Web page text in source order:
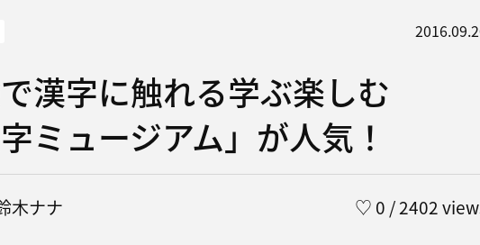
漢字に触れる学ぶ楽しむ
字ミュージアム」が人気！
木ナナ ♡ 0 / 2402